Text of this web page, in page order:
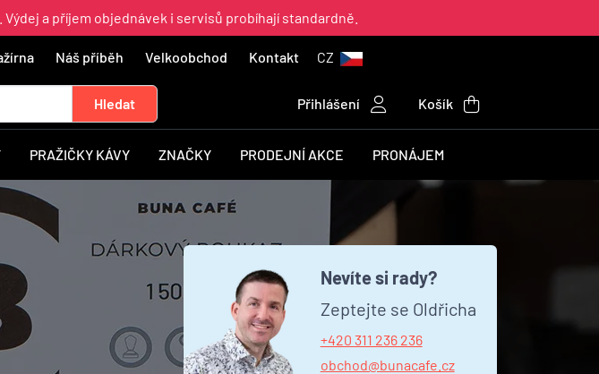
a příjem objednávek i servisů probíhají standardně.
Náš příběh Velkoobchod Kontakt CZ
Přihlášení Košík
PRAŽIČKY KÁVY ZNAČKY PRODEJNÍ AKCE PRONÁJEM
Nevíte si rady?
Zeptejte se Oldřicha
+420 311 236 236
obchod@bunacafe.cz